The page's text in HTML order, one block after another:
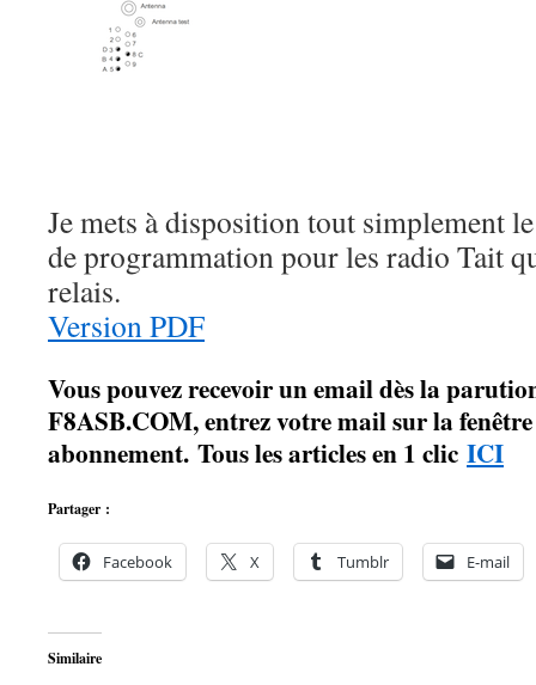
Je mets à disposition tout simplement
de programmation pour les radio Tait
relais.
Version PDF
Vous pouvez recevoir un email dès la
F8ASB.COM, entrez votre mail sur la
abonnement. Tous les articles en 1 clic ICI
Partager :
Facebook X Tumblr E-mail
Similaire